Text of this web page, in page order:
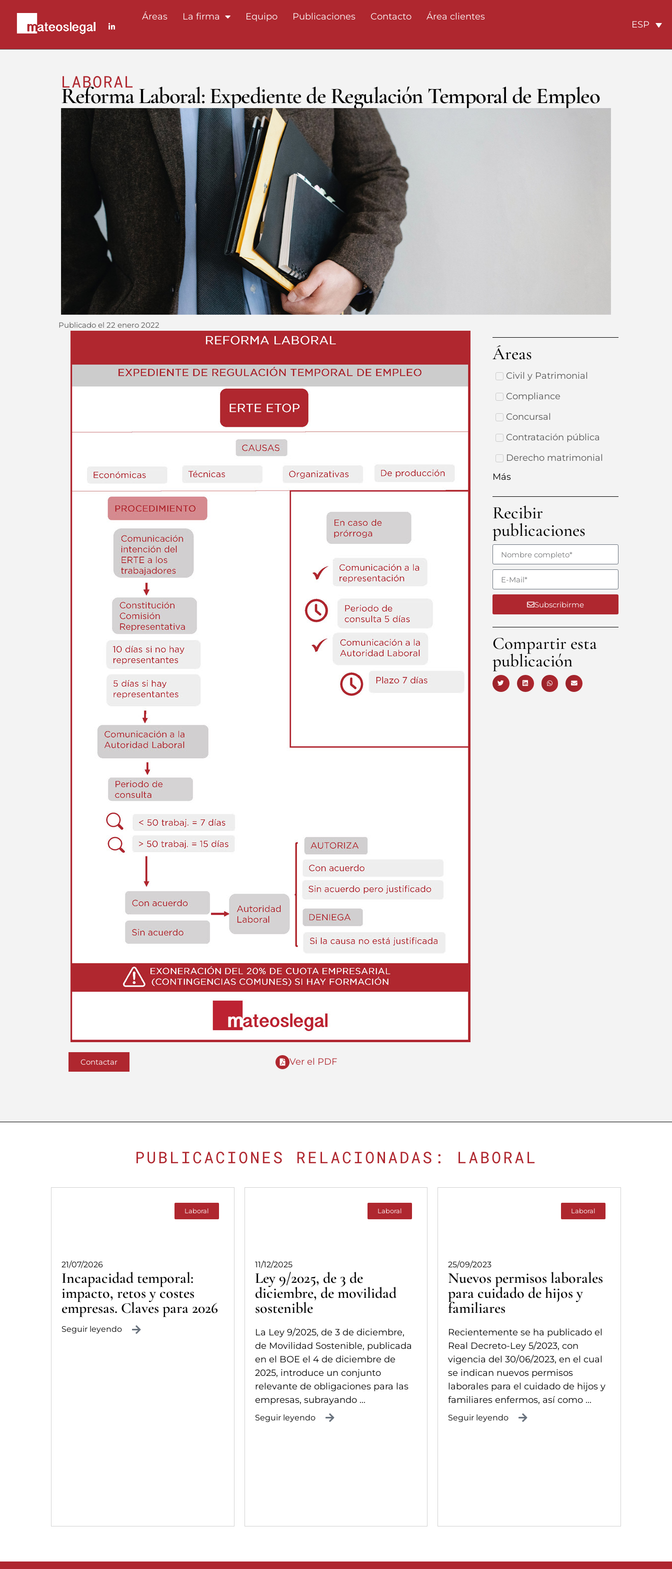
Áreas La firma Equipo Publicaciones Contacto Área clientes
ESP
LABORAL
Reforma Laboral: Expediente de Regulación Temporal de Empleo
Publicado el 22 enero 2022
Contactar Ver el PDF
Áreas
Civil y Patrimonial
Compliance
Concursal
Contratación pública
Derecho matrimonial
Más
Recibir
publicaciones
Subscribirme
Compartir esta
publicación
PUBLICACIONES RELACIONADAS: LABORAL
Laboral
21/07/2026
Incapacidad temporal:
impacto, retos y costes
empresas. Claves para 2026
Seguir leyendo
Laboral
11/12/2025
Ley 9/2025, de 3 de
diciembre, de movilidad
sostenible
La Ley 9/2025, de 3 de diciembre,
de Movilidad Sostenible, publicada
en el BOE el 4 de diciembre de
2025, introduce un conjunto
relevante de obligaciones para las
empresas, subrayando ...
Seguir leyendo
Laboral
25/09/2023
Nuevos permisos laborales
para cuidado de hijos y
familiares
Recientemente se ha publicado el
Real Decreto-Ley 5/2023, con
vigencia del 30/06/2023, en el cual
se indican nuevos permisos
laborales para el cuidado de hijos y
familiares enfermos, así como ...
Seguir leyendo